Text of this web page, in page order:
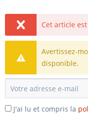
Cet article
Avertissez-
disponible.
J'ai lu et compris la